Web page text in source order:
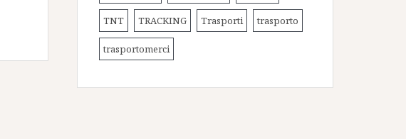
TNT TRACKING Trasporti trasporto
trasportomerci